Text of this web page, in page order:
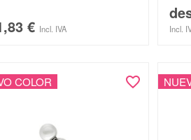
€ Incl. IVA Incl.
COLOR